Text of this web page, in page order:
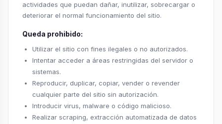
actividades que puedan dañar, inutilizar, sobrecargar o
deteriorar el normal funcionamiento del sitio.
Queda prohibido:
Utilizar el sitio con fines ilegales o no autorizados.
Intentar acceder a áreas restringidas del servidor o
sistemas.
Reproducir, duplicar, copiar, vender o revender
cualquier parte del sitio sin autorización.
Introducir virus, malware o código malicioso.
Realizar scraping, extracción automatizada de datos